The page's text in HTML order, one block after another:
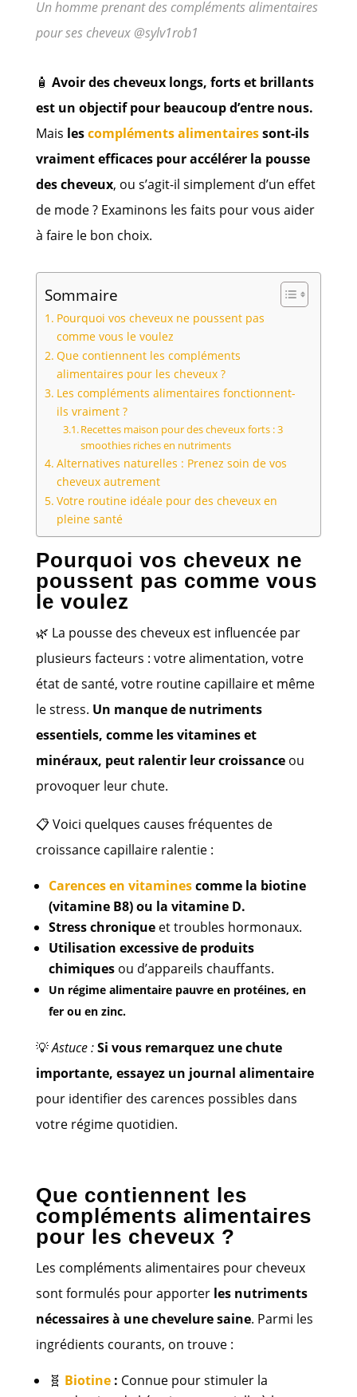
Un homme prenant des compléments alimentaires
pour ses cheveux @sylv1rob1
🧴 Avoir des cheveux longs, forts et brillants
est un objectif pour beaucoup d’entre nous.
Mais lescompléments alimentairessont-ils
vraiment efficaces pour accélérer la pousse
des cheveux, ou s’agit-il simplement d’un effet
de mode ? Examinons les faits pour vous aider
à faire le bon choix.
Sommaire
Pourquoi vos cheveux ne poussent pas
comme vous le voulez
Que contiennent les compléments
alimentaires pour les cheveux ?
Les compléments alimentaires fonctionnent-
ils vraiment ?
Recettes maison pour des cheveux forts : 3
smoothies riches en nutriments
Alternatives naturelles : Prenez soin de vos
cheveux autrement
Votre routine idéale pour des cheveux en
pleine santé
Pourquoi vos cheveux ne
poussent pas comme vous
le voulez
🌿 La pousse des cheveux est influencée par
plusieurs facteurs : votre alimentation, votre
état de santé, votre routine capillaire et même
le stress. Un manque de nutriments
essentiels, comme les vitamines et
minéraux, peut ralentir leur croissanceou
provoquer leur chute.
📋 Voici quelques causes fréquentes de
croissance capillaire ralentie :
Carences en vitaminescomme la biotine
(vitamine B8) ou la vitamine D.
Stress chroniqueet troubles hormonaux.
Utilisation excessive de produits
chimiquesou d’appareils chauffants.
Un régime alimentaire pauvre en protéines, en
fer ou en zinc.
💡Astuce :Si vous remarquez une chute
importante, essayez un journal alimentaire
pour identifier des carences possibles dans
votre régime quotidien.
Que contiennent les
compléments alimentaires
pour les cheveux ?
Les compléments alimentaires pour cheveux
sont formulés pour apporter les nutriments
nécessaires à une chevelure saine. Parmi les
ingrédients courants, on trouve :
🧬 Biotine: Connue pour stimuler la